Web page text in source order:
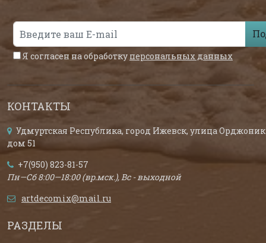
Я согласен на обработку персональных данных
КОНТАКТЫ
Удмуртская Республика, город Ижевск, улица
дом 51
+7(950) 823-81-57
Пн—Сб 8:00—18:00 (вр.мск.), Вс - выходной
artdecomix@mail.ru
РАЗДЕЛЫ